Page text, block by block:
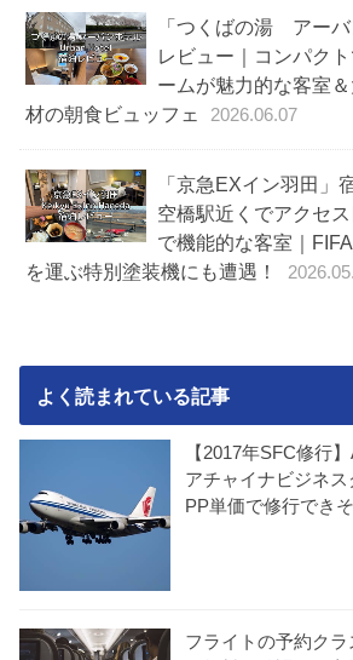
「つくばの湯 アー
レビュー｜コンパク
ームが魅力的な客室
材の朝食ビュッフェ
2026.06.07
「京急EXイン羽田」
空橋駅近くでアクセ
で機能的な客室｜
を運ぶ特別塗装機にも遭遇！
よく読まれている記事
【2017年SFC修行
アチャイナビジネ
PP単価で修行でき
フライトの予約ク